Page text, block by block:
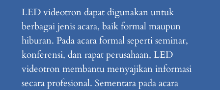
LED videotron dapat digunakan untuk
berbagai jenis acara, baik formal maupun
hiburan. Pada acara formal seperti seminar,
konferensi, dan rapat perusahaan, LED
videotron membantu menyajikan informasi
secara profesional. Sementara pada acara